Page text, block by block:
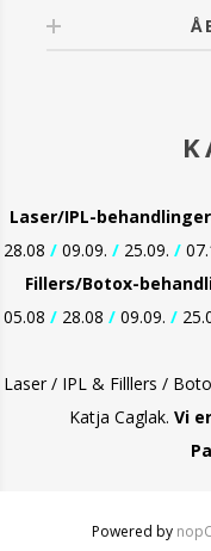
Laser/IPL-
28.08 / 09.09. / 25.09. /
Fillers/Botox-
05.08 / 28.08 / 09.09. /
Laser / IPL & Filllers /
Katja Caglak. Vi er
Powered by